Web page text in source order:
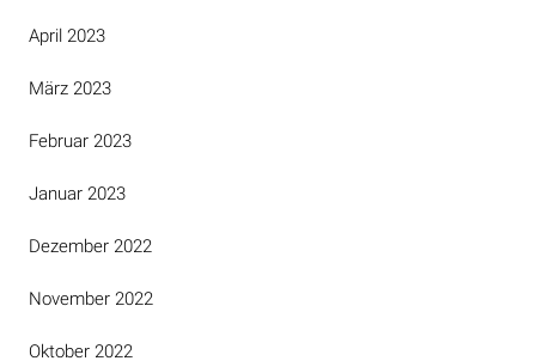
April 2023
März 2023
Februar 2023
Januar 2023
Dezember 2022
November 2022
Oktober 2022